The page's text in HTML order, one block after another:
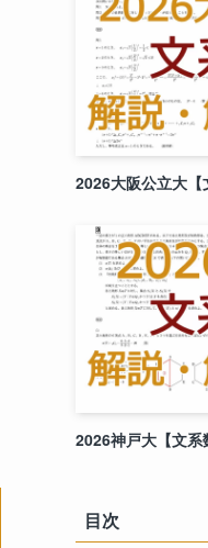
2026大阪公立大
2026神戸大【文
目次